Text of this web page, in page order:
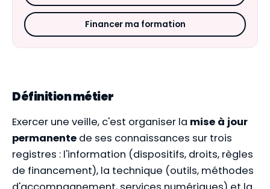
Définition métier
Exercer une veille, c'est organiser la mise à jour
permanente de ses connaissances sur trois
registres : l'information (dispositifs, droits, règles
de financement), la technique (outils, méthodes
Financer ma formation